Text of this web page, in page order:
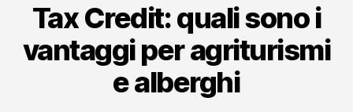
Tax Credit: quali sono i
vantaggi per agriturismi
e alberghi